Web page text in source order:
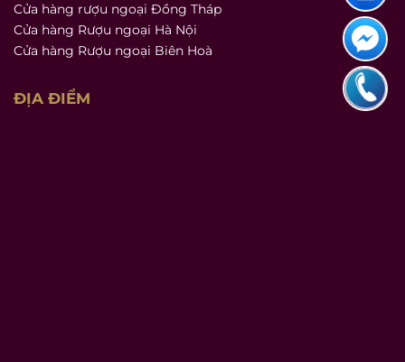
Cửa hàng rượu ngoại Đồng Tháp
Cửa hàng Rượu ngoại Hà Nội
Cửa hàng Rượu ngoại Biên Hoà
ĐỊA ĐIỂM